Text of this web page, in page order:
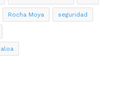
Rocha Moya seguridad